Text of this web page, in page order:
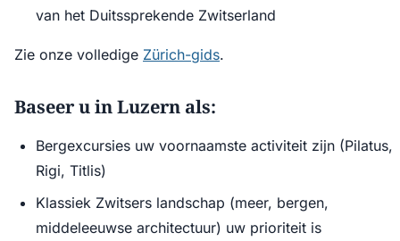
van het Duitssprekende Zwitserland
Zie onze volledige Zürich-gids.
Baseer u in Luzern als:
Bergexcursies uw voornaamste activiteit zijn (Pilatus,
Rigi, Titlis)
Klassiek Zwitsers landschap (meer, bergen,
middeleeuwse architectuur) uw prioriteit is